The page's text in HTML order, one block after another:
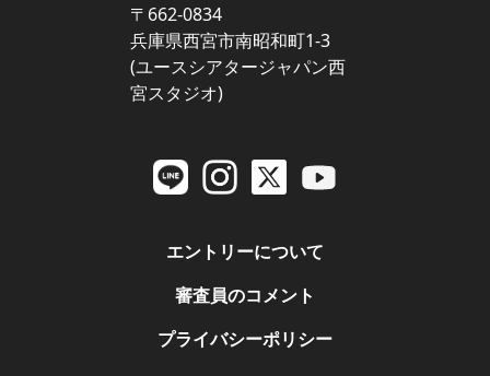
〒662-0834
兵庫県西宮市南昭和町1-3
(ユースシアタージャパン西
宮スタジオ)
エントリーについて
審査員のコメント
プライバシーポリシー